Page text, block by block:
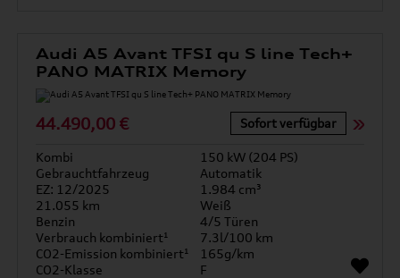
Audi A5 Avant TFSI qu S line Tech+
PANO MATRIX Memory
44.490,00 € Sofort verfügbar
Kombi
150 kW (204 PS)
Gebrauchtfahrzeug
Automatik
EZ: 12/2025
1.984 cm³
21.055 km
Weiß
Benzin
4/5 Türen
Verbrauch kombiniert¹
7.3l/100 km
CO2-Emission kombiniert¹
165g/km
CO2-Klasse
F